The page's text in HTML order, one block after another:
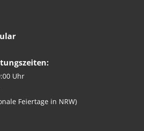
Uhr
Feiertage in NRW)